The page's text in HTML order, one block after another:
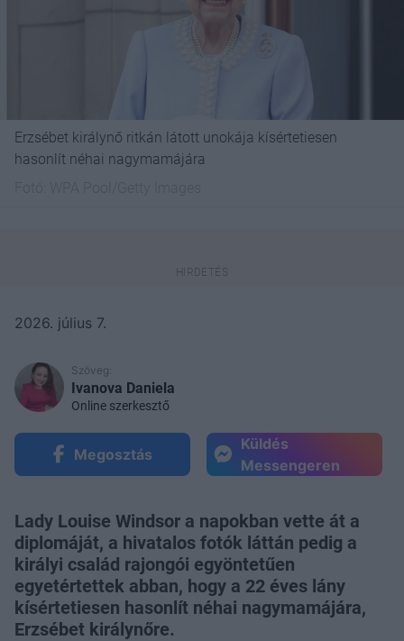
Erzsébet királynő ritkán látott unokája kísértetiesen
hasonlít néhai nagymamájára
2026. július 7.
Szöveg:
Ivanova Daniela
Online szerkesztő
Megosztás
Küldés
Messengeren
Lady Louise Windsor a napokban vette át a
diplomáját, a hivatalos fotók láttán pedig a
királyi család rajongói egyöntetűen
egyetértettek abban, hogy a 22 éves lány
kísértetiesen hasonlít néhai nagymamájára,
Erzsébet királynőre.